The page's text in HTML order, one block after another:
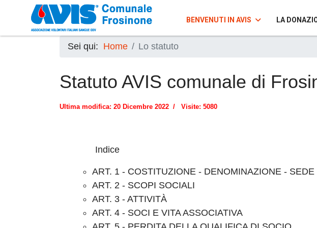
BENVENUTI IN AVIS LA
Sei qui: Home Lo statuto
Statuto AVIS comunale di
Ultima modifica: 20 Dicembre 2022 Visite: 5080
Indice
ART. 1 - COSTITUZIONE - DENOMINAZIONE - SEDE
ART. 2 - SCOPI SOCIALI
ART. 3 - ATTIVITÀ
ART. 4 - SOCI E VITA ASSOCIATIVA